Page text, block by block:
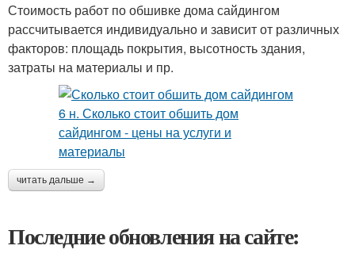
Стоимость работ по обшивке дома сайдингом
рассчитывается индивидуально и зависит от различных
факторов: площадь покрытия, высотность здания,
затраты на материалы и пр.
читать дальше →
Последние обновления на сайте: